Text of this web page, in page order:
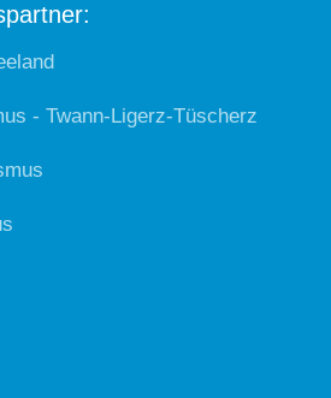
- Twann-Ligerz-Tüscherz